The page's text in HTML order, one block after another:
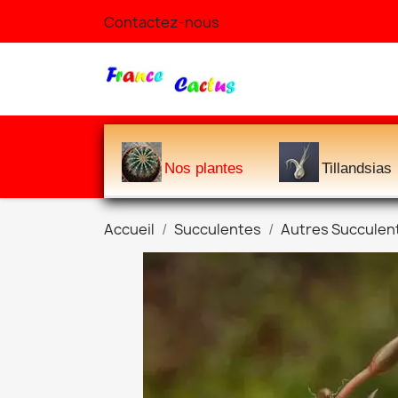
Contactez-nous
Nos plantes Tillandsias
Accueil Succulentes Autres